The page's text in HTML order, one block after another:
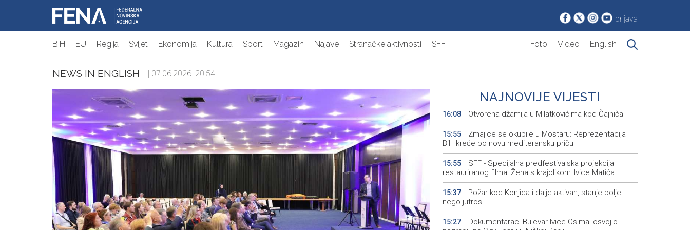
prijava
BiH EU Regija Svijet Ekonomija Kultura Sport Magazin Najave Stranačke aktivnosti SFF Foto Video English
NEWS IN ENGLISH | 07.06.2026. 20:54 |
NAJNOVIJE VIJESTI
16:08 Otvorena džamija u Milatkovićima kod Čajniča
15:55
Zmajice se okupile u Mostaru: Reprezentacija
BiH kreće po novu mediteransku priču
15:55
SFF - Specijalna predfestivalska projekcija
restauriranog filma 'Žena s krajolikom' Ivice Matića
15:37
Požar kod Konjica i dalje aktivan, stanje bolje
nego jutros
15:27
Dokumentarac 'Bulevar Ivice Osima' osvojio